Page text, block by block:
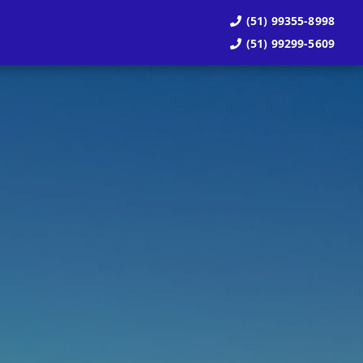
(51) 99355-8998
(51) 99299-5609